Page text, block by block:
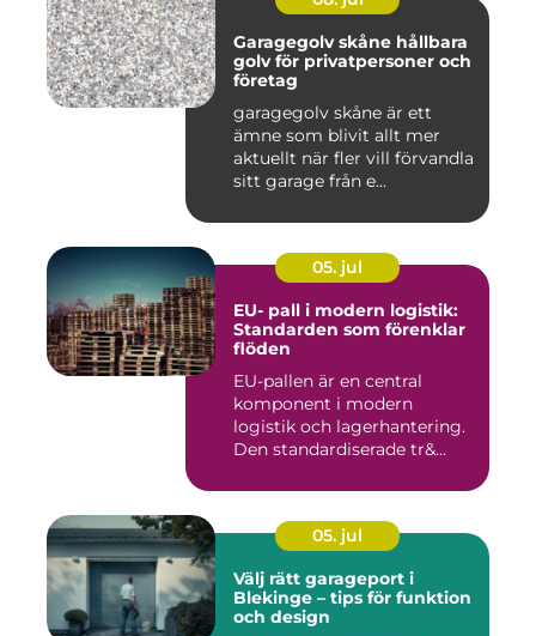
Garagegolv skåne hållbara
golv för privatpersoner och
företag
garagegolv skåne är ett
ämne som blivit allt mer
aktuellt när fler vill förvandla
sitt garage från e...
05. jul
EU- pall i modern logistik:
Standarden som förenklar
flöden
EU-pallen är en central
komponent i modern
logistik och lagerhantering.
Den standardiserade tr&...
05. jul
Välj rätt garageport i
Blekinge – tips för funktion
och design